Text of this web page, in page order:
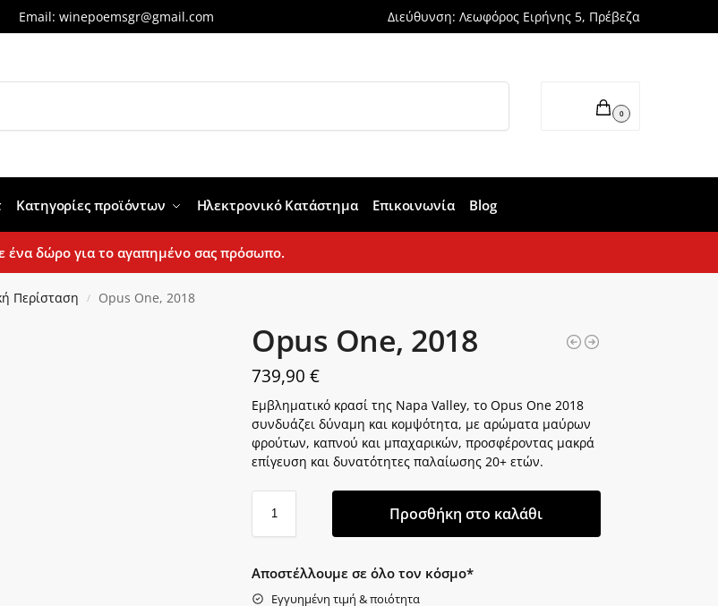
Email: winepoemsgr@gmail.com Διεύθυνση: Λεωφόρος Ειρήνης 5, Πρέβεζα
0
Κατηγορίες προϊόντων Ηλεκτρονικό Κατάστημα Επικοινωνία Blog
ένα δώρο για το αγαπημένο σας πρόσωπο.
Περίσταση / Opus One, 2018
Opus One, 2018
739,90€
Εμβληματικό κρασί της Napa Valley, το Opus One 2018
συνδυάζει δύναμη και κομψότητα, με αρώματα μαύρων
φρούτων, καπνού και μπαχαρικών, προσφέροντας μακρά
επίγευση και δυνατότητες παλαίωσης 20+ ετών.
Προσθήκη στο καλάθι
Αποστέλλουμε σε όλο τον κόσμο*
Εγγυημένη τιμή & ποιότητα